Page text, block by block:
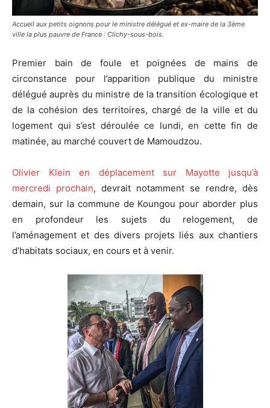
Accueil aux petits oignons pour le ministre délégué et ex-maire de la 3ème
ville la plus pauvre de France : Clichy-sous-bois.
Premier bain de foule et poignées de mains de
circonstance pour l’apparition publique du ministre
délégué auprès du ministre de la transition écologique et
de la cohésion des territoires, chargé de la ville et du
logement qui s’est déroulée ce lundi, en cette fin de
matinée, au marché couvert de Mamoudzou.
Olivier Klein en déplacement sur Mayotte jusqu’à
mercredi prochain, devrait notamment se rendre, dès
demain, sur la commune de Koungou pour aborder plus
en profondeur les sujets du relogement, de
l’aménagement et des divers projets liés aux chantiers
d’habitats sociaux, en cours et à venir.